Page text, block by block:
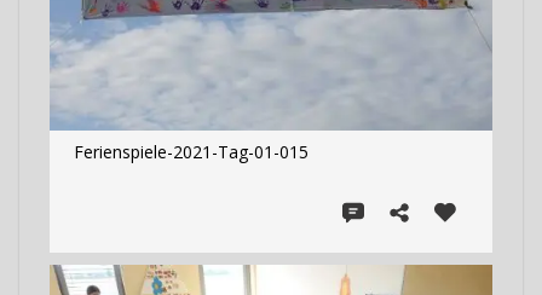
Ferienspiele-2021-Tag-01-015